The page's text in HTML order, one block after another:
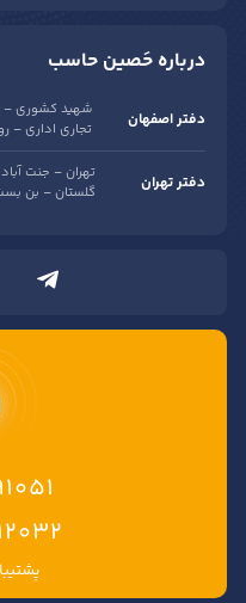
درباره حَصین حاسب
دفتر اصفهان
شهید کشوری –
تجاری اداری –
دفتر تهران
تهران – جنت
گلستان – بن بست
۰۳۱-
پشتیبانی